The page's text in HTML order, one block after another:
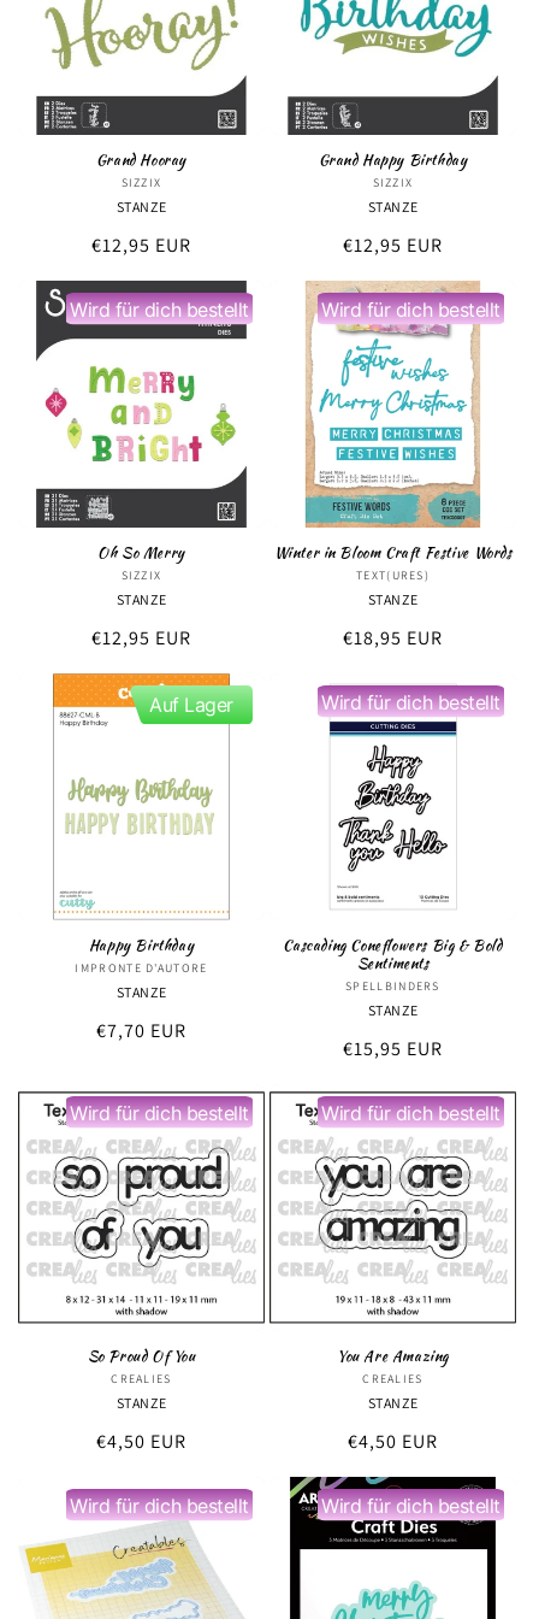
Grand Hooray
Anbieter:
SIZZIX
STANZE
Normaler
Preis
€12,95 EUR
Grand Happy Birthday
Anbieter:
SIZZIX
STANZE
Normaler
Preis
€12,95 EUR
Wird für dich bestellt
Oh So Merry
Anbieter:
SIZZIX
STANZE
Normaler
Preis
€12,95 EUR
Wird für dich bestellt
Winter in Bloom Craft Festive Words
Anbieter:
TEXT(URES)
STANZE
Normaler
€18,95 EUR
Auf Lager
Happy Birthday
Anbieter:
IMPRONTE D'AUTORE
STANZE
Normaler
€7,70 EUR
Wird für dich bestellt
Cascading Coneflowers Big & Bold
Sentiments
Anbieter:
SPELLBINDERS
STANZE
Normaler
€15,95 EUR
Wird für dich bestellt
So Proud Of You
Anbieter:
CREALIES
STANZE
Normaler
€4,50 EUR
Wird für dich bestellt
You Are Amazing
Anbieter:
CREALIES
STANZE
Normaler
Preis
€4,50 EUR
Wird für dich bestellt Wird für dich bestellt